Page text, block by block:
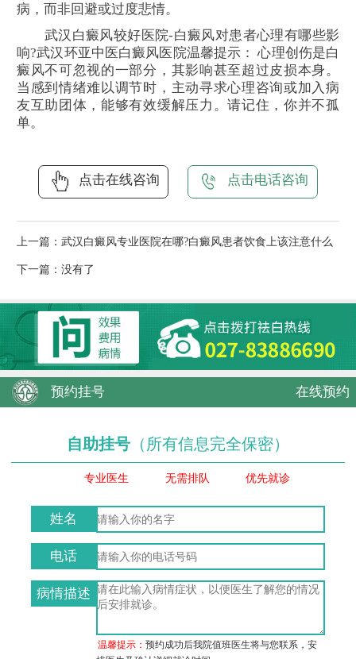
病，而非回避或过度悲情。
武汉白癜风较好医院-白癜风对患者心理有哪些影
响?武汉环亚中医白癜风医院温馨提示： 心理创伤是白
癜风不可忽视的一部分，其影响甚至超过皮损本身。
当感到情绪难以调节时，主动寻求心理咨询或加入病
友互助团体，能够有效缓解压力。请记住，你并不孤
单。
点击在线咨询 点击电话咨询
上一篇： 武汉白癜风专业医院在哪?白癜风患者饮食上该注意什么
下一篇：没有了
预约挂号 在线预约
自助挂号 （所有信息完全保密）
专业医生 无需排队 优先就诊
姓名
电话
病情描述
温馨提示：预约成功后我院值班医生将与您联系，安